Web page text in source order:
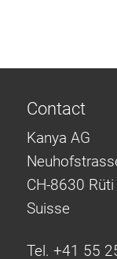
Contact
Kanya AG
CH-8630 Rüti
Suisse
Tel. +41 55